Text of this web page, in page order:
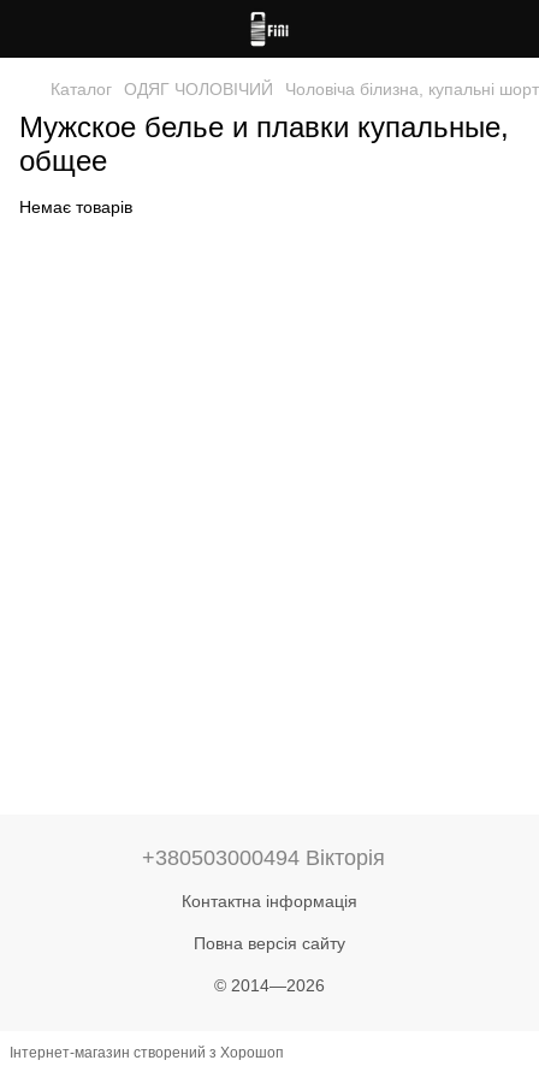
Каталог ОДЯГ ЧОЛОВІЧИЙ Чоловіча білизна, купальні
Мужское белье и плавки купальные,
общее
Немає товарів
+380503000494 Вікторія
Контактна інформація
Повна версія сайту
© 2014—2026
Інтернет-магазин створений з Хорошоп